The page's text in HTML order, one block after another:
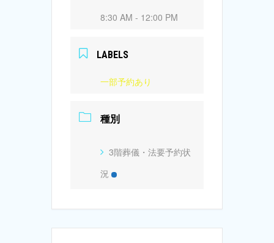
8:30 AM - 12:00 PM
LABELS
一部予約あり
種別
3階葬儀・法要予約状
況